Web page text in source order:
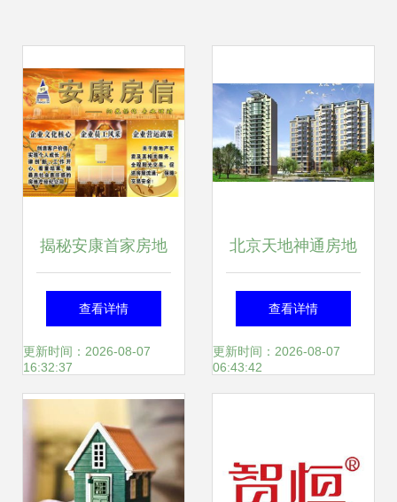
揭秘安康首家房地
产经纪平台 房信如
何重塑本地市场新
查看详情
更新时间：2026-08-07
16:32:37
北京天地神通房地
产经纪 网邻通赋
能，开启智慧房产
查看详情
更新时间：2026-08-07
06:43:42